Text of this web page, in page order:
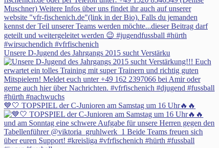
Unsere D-Jugend des Jahrgangs 2015 sucht Verstärku
💙🤍 TOPSPIEL der C-Junioren am Samstag um 16 Uhr🔥🔥